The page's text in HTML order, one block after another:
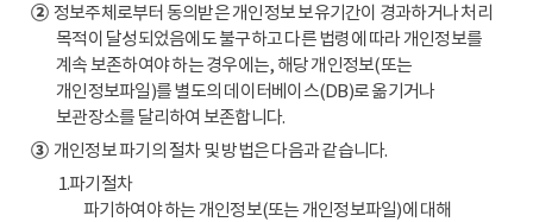
②정보주체로부터 동의받은 개인정보 보유기간이 경과하거나 처리
목적이 달성되었음에도 불구하고 다른 법령에 따라 개인정보를
계속 보존하여야 하는 경우에는, 해당 개인정보(또는
개인정보파일)를 별도의 데이터베이스(DB)로 옮기거나
보관장소를 달리하여 보존합니다.
③개인정보 파기의 절차 및 방법은 다음과 같습니다.
1.파기절차
파기하여야 하는 개인정보(또는 개인정보파일)에 대해